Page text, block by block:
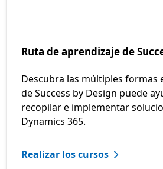
Ruta de aprendizaje de
Descubra las múltiples formas
de Success by Design puede
recopilar e implementar
Dynamics 365.
Realizar los cursos